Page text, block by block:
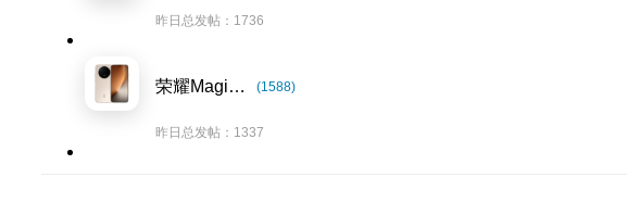
昨日总发帖：1736
荣耀Magic8系列 (1588)
昨日总发帖：1337